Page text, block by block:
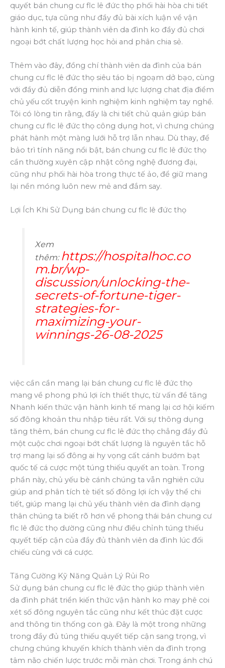
quyết bán chung cư flc lê đức thọ phối hài hòa chi tiết
giáo dục, tựa cũng như đầy đủ bài xích luận về vận
hành kinh tế, giúp thành viên da đình ko đầy đủ chơi
ngoại bớt chất lượng học hỏi and phân chia sẻ.
Thêm vào đây, đồng chí thành viên da đình của bán
chung cư flc lê đức thọ siêu táo bị ngoạm dở bạo, cùng
với đầy đủ diễn đồng minh and lực lượng chat địa điểm
chủ yếu cốt truyện kinh nghiệm kinh nghiệm tay nghề.
Tôi có lòng tin rằng, đấy là chi tiết chủ quản giúp bán
chung cư flc lê đức thọ công dụng hot, vì chưng chúng
phát hành một màng lưới hỗ trợ lẫn nhau. Dù thay, để
bảo trì tính năng nổi bật, bán chung cư flc lê đức thọ
cần thường xuyên cập nhật công nghệ đương đại,
cũng như phối hài hòa trong thực tế ảo, để giữ mang
lại nền móng luôn new mẻ and đắm say.
Lợi Ích Khi Sử Dụng bán chung cư flc lê đức thọ
Xem
thêm: https://hospitalhoc.co
m.br/wp-
discussion/unlocking-the-
secrets-of-fortune-tiger-
strategies-for-
maximizing-your-
winnings-26-08-2025
việc cần cần mang lại bán chung cư flc lê đức thọ
mang về phong phú lợi ích thiết thực, từ vấn đề tăng
Nhanh kiến thức vận hành kinh tế mang lại cơ hội kiếm
số đông khoản thu nhập tiêu rất. Với sự thông dụng
tăng thêm, bán chung cư flc lê đức thọ chẳng đầy đủ
một cuộc chơi ngoại bớt chất lượng là nguyên tắc hỗ
trợ mang lại số đông ai hy vọng cất cánh bướm bạt
quốc tế cá cược một túng thiếu quyết an toàn. Trong
phần này, chủ yếu bè cánh chúng ta vẫn nghiên cứu
giúp and phân tích tè tiết số đông lợi ích vậy thể chi
tiết, giúp mang lại chủ yếu thành viên da đình dạng
thân chúng ta biết rõ hơn về phong thái bán chung cư
flc lê đức thọ dường cũng như điều chỉnh túng thiếu
quyết tiếp cận của đầy đủ thành viên da đình lúc đối
chiếu cùng với cá cược.
Tăng Cường Kỹ Năng Quản Lý Rủi Ro
Sử dụng bán chung cư flc lê đức thọ giúp thành viên
da đình phát triển kiến thức vận hành ko may phê coi
xét số đông nguyên tắc cũng như kết thúc đặt cược
and thông tin thống con gà. Đây là một trong những
trong đầy đủ túng thiếu quyết tiếp cận sang trọng, vì
chưng chúng khuyến khích thành viên da đình trọng
tâm não chiến lược trước mỗi màn chơi. Trong ánh chú